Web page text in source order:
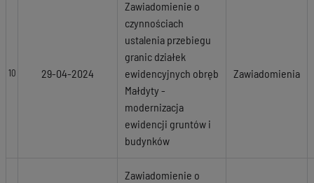
10 29-04-2024
Zawiadomienie o
czynnościach
ustalenia przebiegu
granic działek
ewidencyjnych obręb
Małdyty -
modernizacja
ewidencji gruntów i
budynków
Zawiadomienia
Zawiadomienie o